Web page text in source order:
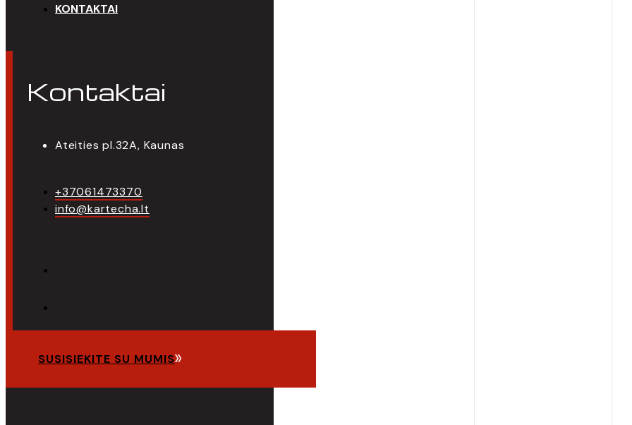
KONTAKTAI
Kontaktai
Ateities pl.32A, Kaunas
+37061473370
info@kartecha.lt
SUSISIEKITE SU MUMIS